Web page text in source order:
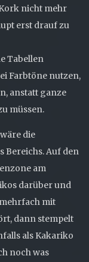
nicht mehr
erst drauf zu
Tabellen
Farbtöne nutzen,
anstatt ganze
müssen.
die
Bereichs. Auf den
am
darüber und
mit
dann stempelt
als Kakariko
noch was